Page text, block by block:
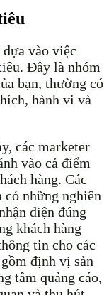
vào việc
Đây là nhóm
bạn, thường có
hành vi và
các marketer
vào cả điểm
hàng. Các
những nghiên
diện đúng
khách hàng
tin cho các
định vị sản
tâm quảng cáo,